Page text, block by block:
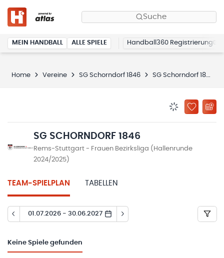
Suche
MEIN HANDBALL ALLE SPIELE Handball360 Registrierung
Home Vereine SG Schorndorf 1846 SG Schorndorf 1846
ZU
SG SCHORNDORF 1846
Rems-Stuttgart - Frauen Bezirksliga (Hallenrunde
2024/2025)
TEAM-SPIELPLAN TABELLEN
01.07.2026 - 30.06.2027
Keine Spiele gefunden